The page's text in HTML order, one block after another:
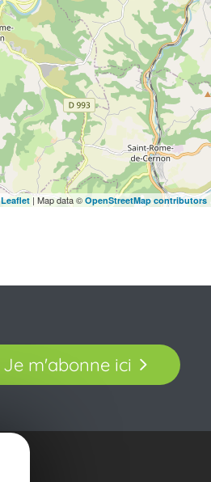
Leaflet | Map data © OpenStreetMap contributors
Je m'abonne ici